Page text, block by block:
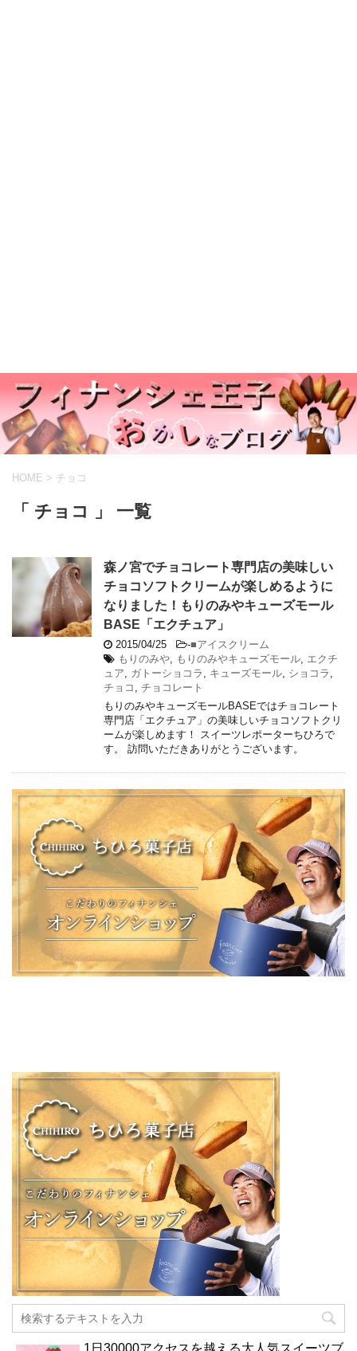
HOME > チョコ
「 チョコ 」 一覧
森ノ宮でチョコレート専門店の美味しい
チョコソフトクリームが楽しめるように
なりました！もりのみやキューズモール
BASE「エクチュア」
2015/04/25 -■アイスクリーム
もりのみや
もりのみやキューズモール
エクチ
ュア
ガトーショコラ キューズモール ショコラ
チョコ
チョコレート
もりのみやキューズモールBASEではチョコレート
専門店「エクチュア」の美味しいチョコソフトクリ
ームが楽しめます！ スイーツレポーターちひろで
す。 訪問いただきありがとうございます。
1日30000アクセスを越える大人気スイーツブ